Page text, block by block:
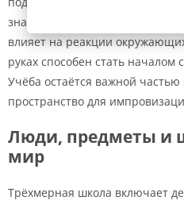
знакомый коридор меняется
влияет на реакции
руках способен стать
Учёба остаётся важной
пространство для
Люди, предметы и
мир
Трёхмерная школа включает